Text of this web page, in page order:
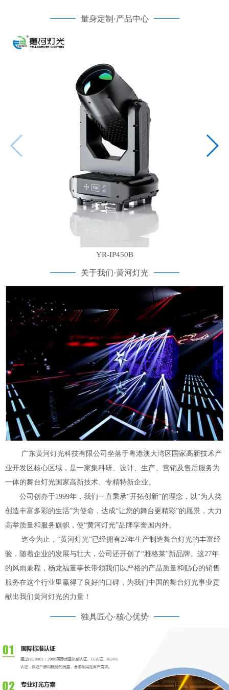
量身定制·产品中心
YR-IP450B
关于我们·黄河灯光
广东黄河灯光科技有限公司坐落于粤港澳大湾区国家高新技术产
业开发区核心区域，是一家集科研、设计、生产、营销及售后服务为
一体的舞台灯光国家高新技术、专精特新企业。
公司创办于1999年，我们一直秉承“开拓创新”的理念，以“为人类
创造丰富多彩的生活”为使命，达成“让您的舞台更精彩”的愿景，大力
高举质量和服务旗帜，使“黄河灯光”品牌享誉国内外。
迄今为止，“黄河灯光”已经拥有27年生产制造舞台灯光的丰富经
验，随着企业的发展与壮大，公司还开创了“雅格莱”新品牌。这27年
的风雨兼程，杨龙福董事长带领我们以严格的产品质量和贴心的销售
服务在这个行业里赢得了良好的口碑，为我们中国的舞台灯光事业贡
献出我们黄河灯光的力量！
独具匠心·核心优势